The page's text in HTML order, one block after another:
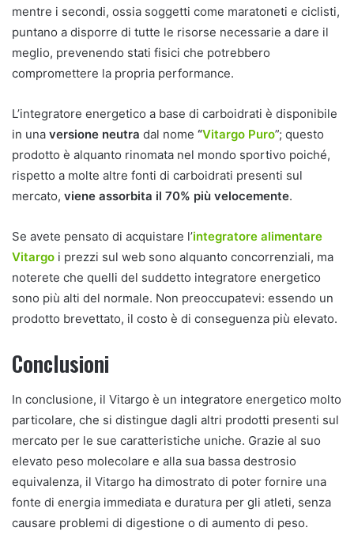
mentre i secondi, ossia soggetti come maratoneti e ciclisti,
puntano a disporre di tutte le risorse necessarie a dare il
meglio, prevenendo stati fisici che potrebbero
compromettere la propria performance.
L’integratore energetico a base di carboidrati è disponibile
in una versione neutra dal nome “Vitargo Puro”; questo
prodotto è alquanto rinomata nel mondo sportivo poiché,
rispetto a molte altre fonti di carboidrati presenti sul
mercato, viene assorbita il 70% più velocemente.
Se avete pensato di acquistare l’integratore alimentare
Vitargo i prezzi sul web sono alquanto concorrenziali, ma
noterete che quelli del suddetto integratore energetico
sono più alti del normale. Non preoccupatevi: essendo un
prodotto brevettato, il costo è di conseguenza più elevato.
Conclusioni
In conclusione, il Vitargo è un integratore energetico molto
particolare, che si distingue dagli altri prodotti presenti sul
mercato per le sue caratteristiche uniche. Grazie al suo
elevato peso molecolare e alla sua bassa destrosio
equivalenza, il Vitargo ha dimostrato di poter fornire una
fonte di energia immediata e duratura per gli atleti, senza
causare problemi di digestione o di aumento di peso.